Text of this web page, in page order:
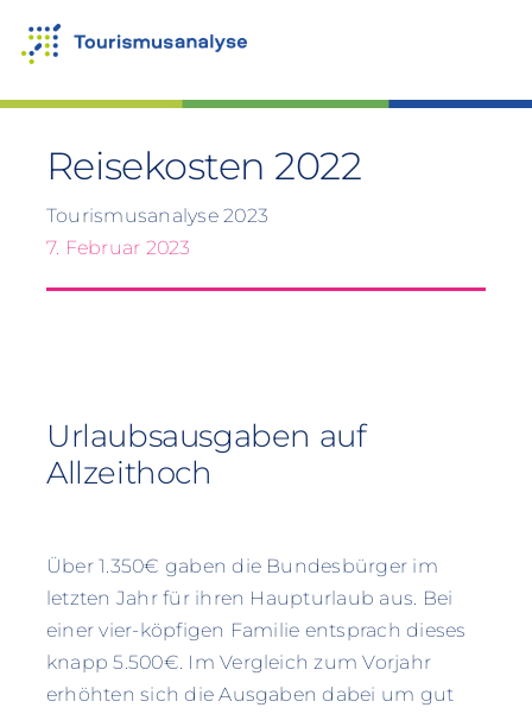
Inhalt
Reisekosten 2022
Tourismusanalyse 2023
7. Februar 2023
Urlaubsausgaben auf
Allzeithoch
Über 1.350€ gaben die Bundesbürger im
letzten Jahr für ihren Haupturlaub aus. Bei
einer vier-köpfigen Familie entsprach dieses
knapp 5.500€. Im Vergleich zum Vorjahr
erhöhten sich die Ausgaben dabei um gut